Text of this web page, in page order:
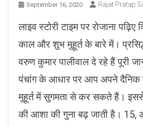
September 16, 2020 Rajat Pratap
लाइव स्टोरी टाइम पर रोजाना पढ़िए
काल और शुभ मुहूर्त के बारे में। प्रसिद्ध
वरुण कुमार पालीवाल दे रहे हैं पूरी
पंचांग के आधार पर आप अपने दैनिक
मुहूर्त में सुगमता से कर सकते हैं।
की आशा की गुना बढ़ जाती है। 15,